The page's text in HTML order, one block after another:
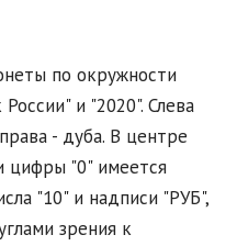
по окружности
и "2020". Слева
- дуба. В центре
цифры "0" имеется
"10" и надписи "РУБ",
зрения к